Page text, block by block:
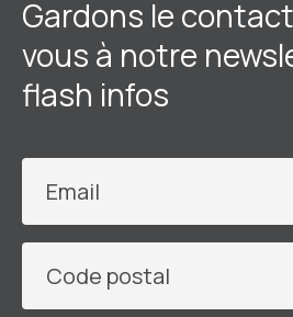
Gardons le
vous à notre
flash infos
Email
Code postal